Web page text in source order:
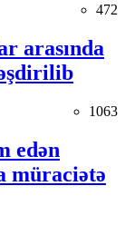
472
arasında
1063
edən
müraciətə